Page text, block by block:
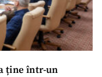
ține într-un